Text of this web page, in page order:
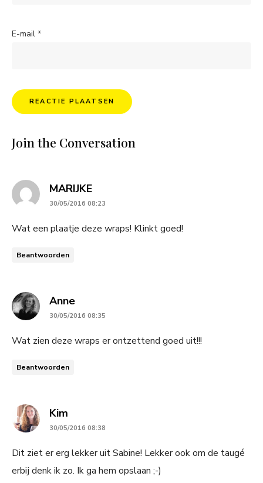
E-mail *
Join the Conversation
MARIJKEsays:
30/05/2016 08:23
Wat een plaatje deze wraps! Klinkt goed!
Beantwoorden
Annesays:
30/05/2016 08:35
Wat zien deze wraps er ontzettend goed uit!!!
Beantwoorden
Kim
30/05/2016 08:38
Dit ziet er erg lekker uit Sabine! Lekker ook om de taugé
erbij denk ik zo. Ik ga hem opslaan ;-)